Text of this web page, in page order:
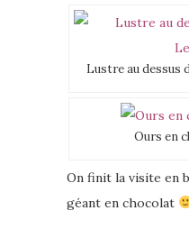
Lustre au dessus
Ours en
On finit la visite en
géant en chocolat